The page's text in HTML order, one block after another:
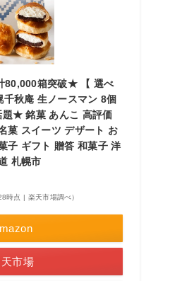
80,000箱突破★ 【 選べ
秋庵 生ノースマン 8個
題★ 銘菓 あんこ 高評価
菓 スイーツ デザート お
子 ギフト 贈答 和菓子 洋
札幌市
時点 | 楽天市場調べ）
市場